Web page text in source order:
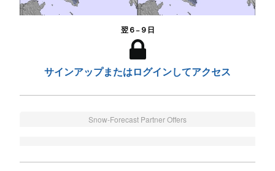
翌６−９日
サインアップまたはログインしてアクセス
Snow-Forecast Partner Offers